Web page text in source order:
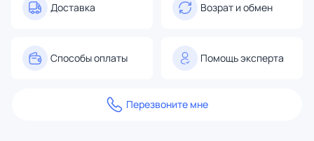
Доставка Возрат и обмен
Способы оплаты Помощь эксперта
Перезвоните мне